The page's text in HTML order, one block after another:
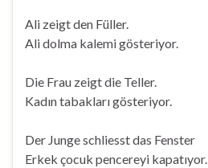
Ali zeigt den Füller.
Ali dolma kalemi gösteriyor.
Die Frau zeigt die Teller.
Kadın tabakları gösteriyor.
Der Junge schliesst das Fenster
Erkek çocuk pencereyi kapatıyor.